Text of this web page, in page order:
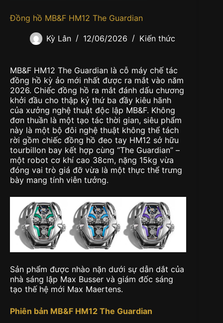
Đồng hồ MB&F HM12 The Guardian
Kỳ Lân 12/06/2026 Kiến thức
MB&F HM12 The Guardian là cỗ máy chế tác
đồng hồ kỳ ảo mới nhất được ra mắt vào năm
2026. Chiếc đồng hồ ra mắt đánh dấu chương
khởi đầu cho thập kỷ thứ ba đầy kiêu hãnh
của xưởng nghệ thuật độc lập MB&F. Không
đơn thuần là một tạo tác thời gian, siêu phẩm
này là một bộ đôi nghệ thuật không thể tách
rời gồm chiếc đồng hồ đeo tay HM12 sở hữu
tourbillon bay kết hợp cùng “The Guardian” –
một robot cơ khí cao 38cm, nặng 15kg vừa
đóng vai trò giá đỡ vừa là một thực thể trưng
bày mang tính viễn tưởng.
Sản phẩm được nhào nặn dưới sự dẫn dắt của
nhà sáng lập Max Busser và giám đốc sáng
tạo thế hệ mới Max Maertens.
Phiên bản MB&F HM12 The Guardian